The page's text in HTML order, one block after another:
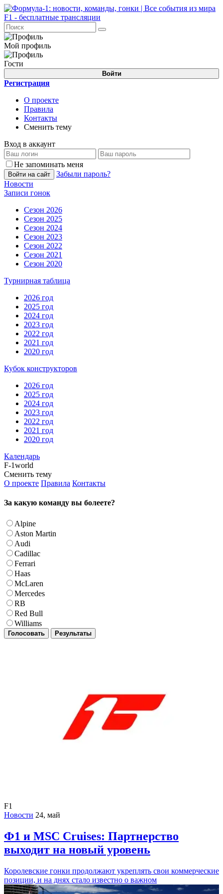
Мой профиль
Гости
Войти
Регистрация
О проекте
Правила
Контакты
Сменить тему
Вход в аккаунт
Не запоминать меня
Войти на сайт
Забыли пароль?
Новости
Записи гонок
Сезон 2026
Сезон 2025
Сезон 2024
Сезон 2023
Сезон 2022
Сезон 2021
Сезон 2020
Турнирная таблица
2026 год
2025 год
2024 год
2023 год
2022 год
2021 год
2020 год
Кубок конструкторов
2026 год
2025 год
2024 год
2023 год
2022 год
2021 год
2020 год
Календарь
F-1world
Сменить тему
О проекте Правила Контакты
За какую команду вы болеете?
Alpine
Aston Martin
Audi
Cadillac
Ferrari
Haas
McLaren
Mercedes
RB
Red Bull
Williams
Голосовать Результаты
F1
Новости 24, май
Ф1 и MSC Cruises: Партнерство
выходит на новый уровень
Королевские гонки продолжают укреплять свои коммерческие
позиции, и на днях стало известно о важном